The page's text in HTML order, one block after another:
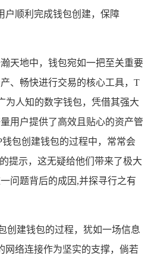
户顺利完成钱包创建，保障
天地中，钱包宛如一把至关重要
、畅快进行交易的核心工具，T
为人知的数字钱包，凭借其强大
用户提供了高效且贴心的资产管
包创建钱包的过程中，常常会
提示，这无疑给他们带来了极大
问题背后的成因,并探寻行之有
创建钱包的过程，犹如一场信息
网络连接作为坚实的支撑，倘若